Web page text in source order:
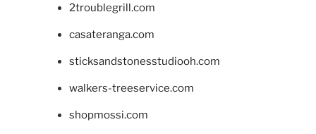
2troublegrill.com
casateranga.com
sticksandstonesstudiooh.com
walkers-treeservice.com
shopmossi.com